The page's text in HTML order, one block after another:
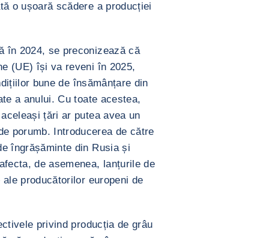
o ușoară scădere a producției
în 2024, se preconizează că
(UE) își va reveni în 2025,
bune de însămânțare din
a anului. Cu toate acestea,
țări ar putea avea un
porumb. Introducerea de către
îngrășăminte din Rusia și
de asemenea, lanțurile de
producătorilor europeni de
privind producția de grâu